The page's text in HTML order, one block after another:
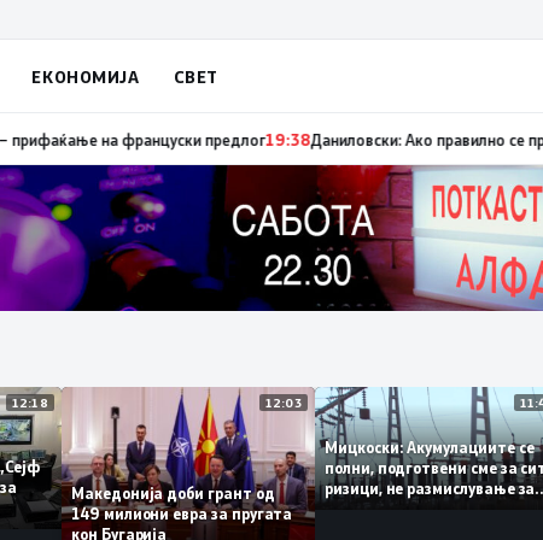
ЕКОНОМИЈА СВЕТ
„мигранти за пари“, така на талогот на СДСМ му пука и
12:18
„Сејф
за
12:03
Македонија доби грант од
149 милиони евра за пругата
кон Бугарија
Мицкоски: Акумулациите
полни, подготвени сме за
ризици, не размислување
поскапување на струјата